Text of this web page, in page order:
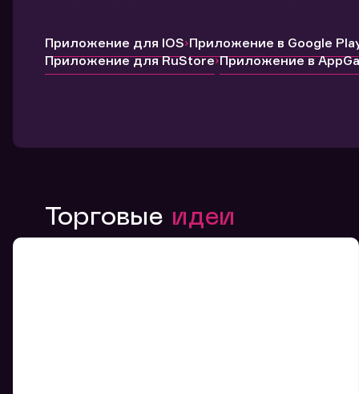
Приложение для IOS Приложение в Google
Приложение для RuStore Приложение в
Торговые идеи